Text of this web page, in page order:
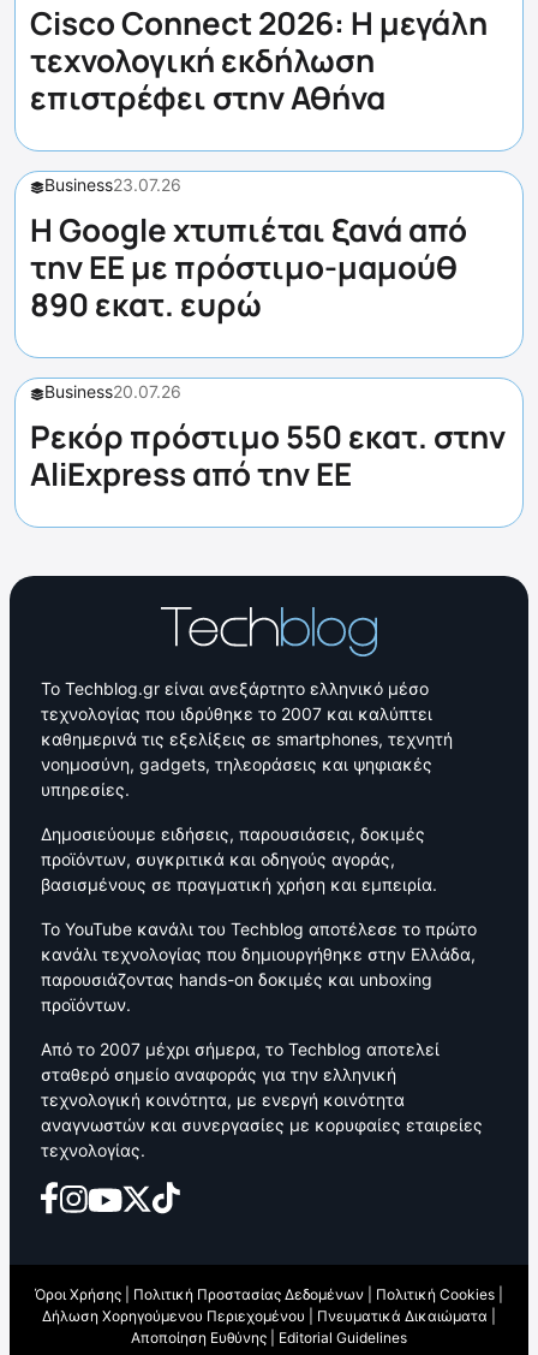
Cisco Connect 2026: Η μεγάλη
τεχνολογική εκδήλωση
επιστρέφει στην Αθήνα
Business23.07.26
Η Google χτυπιέται ξανά από
την ΕΕ με πρόστιμο-μαμούθ
890 εκατ. ευρώ
Business20.07.26
Ρεκόρ πρόστιμο 550 εκατ. στην
AliExpress από την ΕΕ
Το Techblog.gr είναι ανεξάρτητο ελληνικό μέσο
τεχνολογίας που ιδρύθηκε το 2007 και καλύπτει
καθημερινά τις εξελίξεις σε smartphones, τεχνητή
νοημοσύνη, gadgets, τηλεοράσεις και ψηφιακές
υπηρεσίες.
Δημοσιεύουμε ειδήσεις, παρουσιάσεις, δοκιμές
προϊόντων, συγκριτικά και οδηγούς αγοράς,
βασισμένους σε πραγματική χρήση και εμπειρία.
Το YouTube κανάλι του Techblog αποτέλεσε το πρώτο
κανάλι τεχνολογίας που δημιουργήθηκε στην Ελλάδα,
παρουσιάζοντας hands-on δοκιμές και unboxing
προϊόντων.
Από το 2007 μέχρι σήμερα, το Techblog αποτελεί
σταθερό σημείο αναφοράς για την ελληνική
τεχνολογική κοινότητα, με ενεργή κοινότητα
αναγνωστών και συνεργασίες με κορυφαίες εταιρείες
τεχνολογίας.
Όροι Χρήσης Πολιτική Προστασίας Δεδομένων Πολιτική Cookies
Δήλωση Χορηγούμενου Περιεχομένου
Πνευματικά Δικαιώματα
Αποποίηση Ευθύνης
Editorial Guidelines